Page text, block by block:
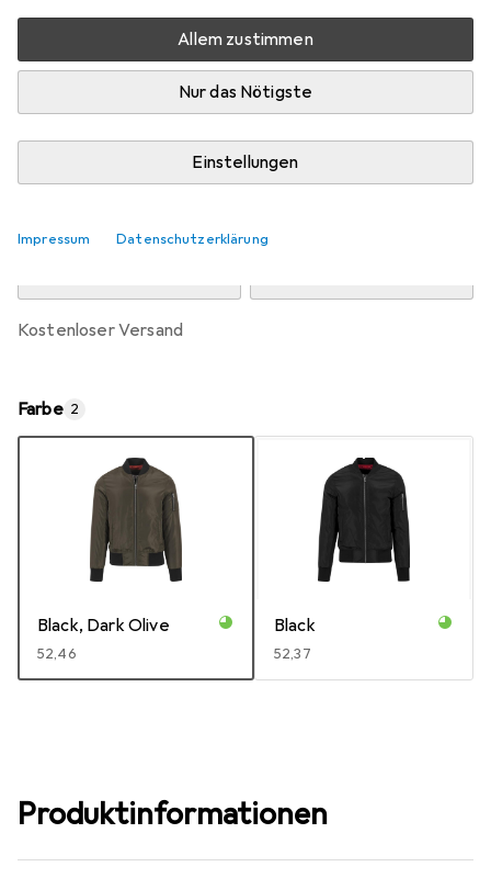
Allem zustimmen
Nur das Nötigste
Einstellungen
Impressum Datenschutzerklärung
Zwischen Do, 13.8. und Mo, 17.8. geliefert
Mehr als 10 Stück an Lager beim Drittanbieter
Lieferort angeben für genaue Lieferzeit
FR
kostenloser Versand
Farbe 2
Black, Dark Olive
EUR
52,46
Black
EUR
52,37
Produktinformationen